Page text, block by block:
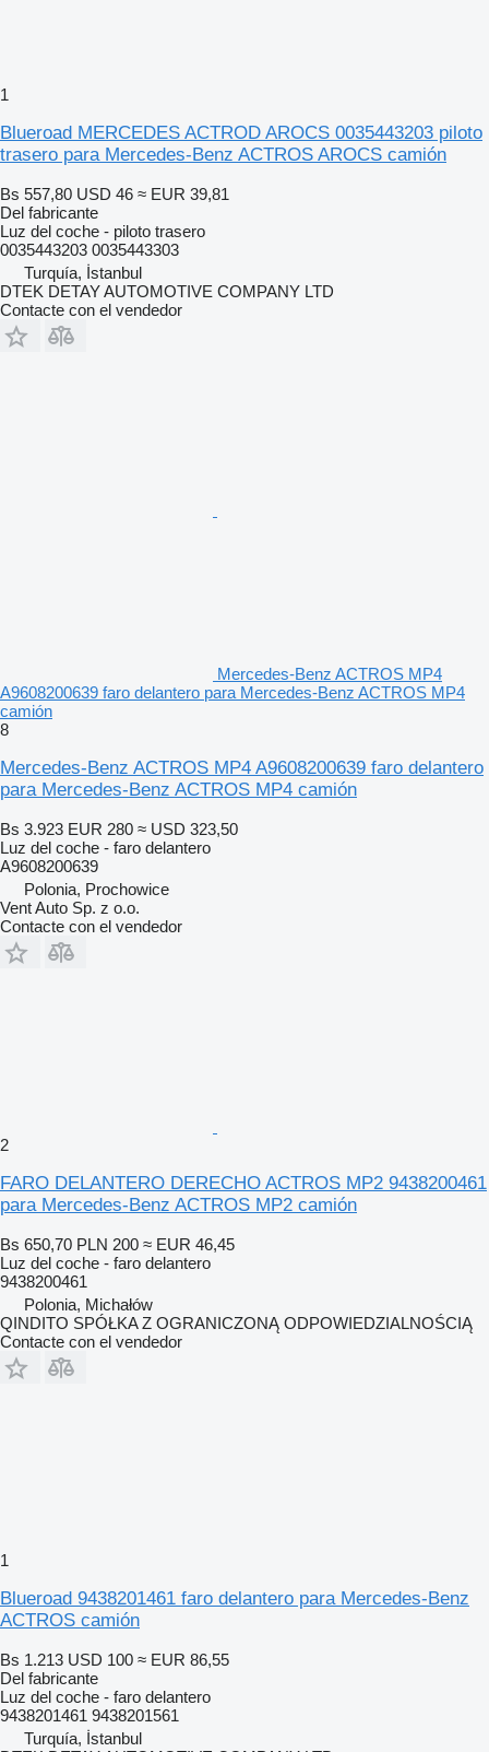
1
Blueroad MERCEDES ACTROD AROCS 0035443203 piloto
trasero para Mercedes-Benz ACTROS AROCS camión
Bs 557,80 USD 46 ≈ EUR 39,81
Del fabricante
Luz del coche - piloto trasero
0035443203 0035443303
Turquía, İstanbul
DTEK DETAY AUTOMOTIVE COMPANY LTD
Contacte con el vendedor
Mercedes-Benz ACTROS MP4
A9608200639 faro delantero para Mercedes-Benz ACTROS MP4
camión
8
Mercedes-Benz ACTROS MP4 A9608200639 faro delantero
para Mercedes-Benz ACTROS MP4 camión
Bs 3.923 EUR 280 ≈ USD 323,50
Luz del coche - faro delantero
A9608200639
Polonia, Prochowice
Vent Auto Sp. z o.o.
Contacte con el vendedor
2
FARO DELANTERO DERECHO ACTROS MP2 9438200461
para Mercedes-Benz ACTROS MP2 camión
Bs 650,70 PLN 200 ≈ EUR 46,45
Luz del coche - faro delantero
9438200461
Polonia, Michałów
QINDITO SPÓŁKA Z OGRANICZONĄ ODPOWIEDZIALNOŚCIĄ
Contacte con el vendedor
1
Blueroad 9438201461 faro delantero para Mercedes-Benz
ACTROS camión
Bs 1.213 USD 100 ≈ EUR 86,55
Del fabricante
Luz del coche - faro delantero
9438201461 9438201561
Turquía, İstanbul